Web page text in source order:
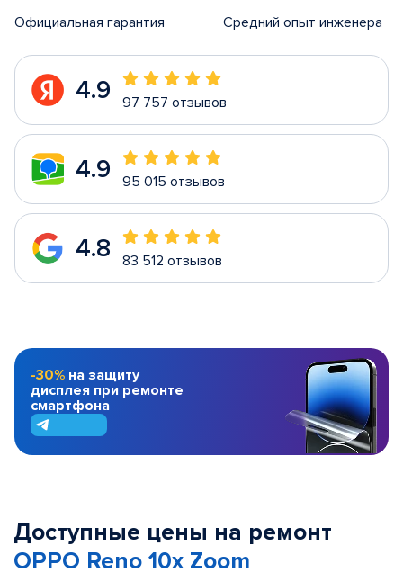
Официальная гарантия Средний опыт инженера
4.9 97 757 отзывов
4.9 95 015 отзывов
4.8 83 512 отзывов
-30% на защиту
дисплея при ремонте
смартфона
Доступные цены на ремонт
OPPO Reno 10x Zoom